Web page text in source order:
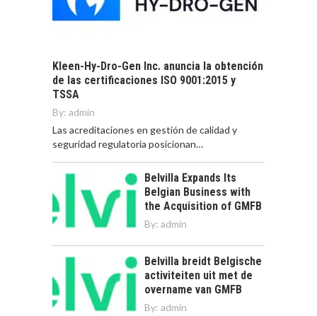
Kleen-Hy-Dro-Gen Inc. anuncia la obtención
de las certificaciones ISO 9001:2015 y
TSSA
By: admin
Las acreditaciones en gestión de calidad y
seguridad regulatoria posicionan…
Belvilla Expands Its
Belgian Business with
the Acquisition of GMFB
By: admin
Belvilla breidt Belgische
activiteiten uit met de
overname van GMFB
By: admin